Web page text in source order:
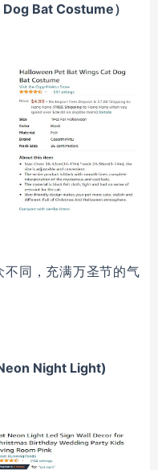
Bat Costume）
同，充满万圣节的气
Night Light)